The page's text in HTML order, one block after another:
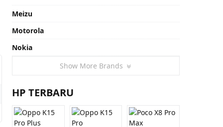
Meizu
Motorola
Nokia
Show More Brands
HP TERBARU